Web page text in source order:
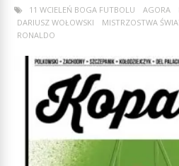
11 WCIELEŃ BOGA FUTBOLU
AGORA
DARIUSZ WOŁOWSKI
MISTRZOSTWA
RONALDO